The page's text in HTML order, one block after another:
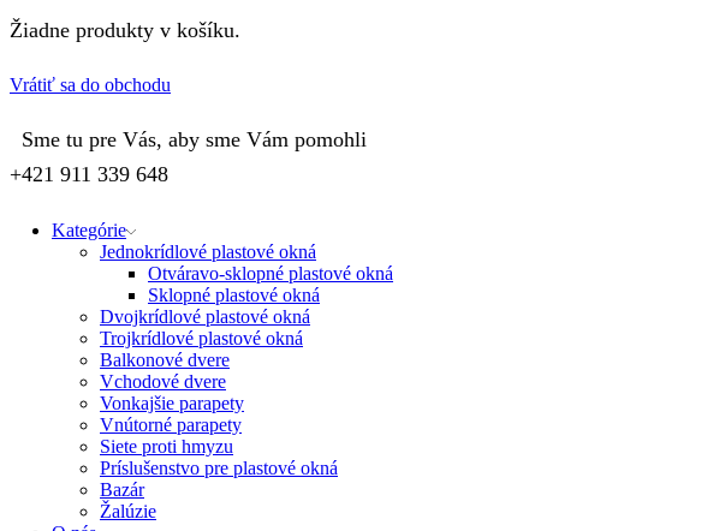
Žiadne produkty v košíku.
Vrátiť sa do obchodu
Sme tu pre Vás, aby sme Vám pomohli
+421 911 339 648
Kategórie
Jednokrídlové plastové okná
Otváravo-sklopné plastové okná
Sklopné plastové okná
Dvojkrídlové plastové okná
Trojkrídlové plastové okná
Balkonové dvere
Vchodové dvere
Vonkajšie parapety
Vnútorné parapety
Siete proti hmyzu
Príslušenstvo pre plastové okná
Bazár
Žalúzie